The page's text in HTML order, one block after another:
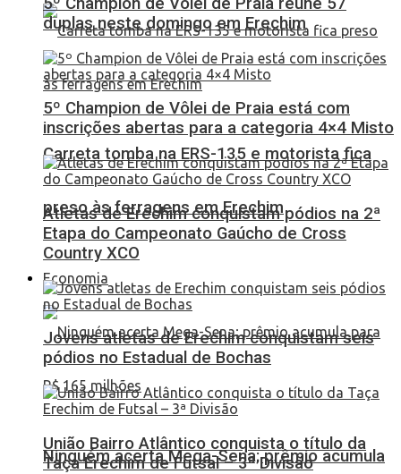
Carreta tomba na ERS-135 e motorista fica
preso às ferragens em Erechim
Economia
Ninguém acerta Mega-Sena; prêmio acumula
duplas neste domingo em Erechim
5º Champion de Vôlei de Praia está com
inscrições abertas para a categoria 4×4 Misto
Atletas de Erechim conquistam pódios na 2ª
Etapa do Campeonato Gaúcho de Cross
Country XCO
Jovens atletas de Erechim conquistam seis
pódios no Estadual de Bochas
União Bairro Atlântico conquista o título da
Taça Erechim de Futsal – 3ª Divisão